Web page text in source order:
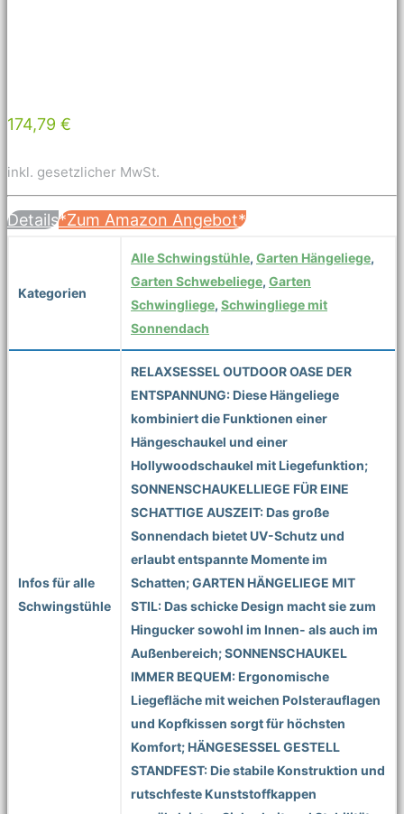
174,79 €
inkl. gesetzlicher MwSt.
Details*Zum Amazon Angebot*
Kategorien
Alle Schwingstühle, Garten Hängeliege,
Garten Schwebeliege, Garten
Schwingliege, Schwingliege mit
Sonnendach
Infos für alle
Schwingstühle
RELAXSESSEL OUTDOOR OASE DER
ENTSPANNUNG: Diese Hängeliege
kombiniert die Funktionen einer
Hängeschaukel und einer
Hollywoodschaukel mit Liegefunktion;
SONNENSCHAUKELLIEGE FÜR EINE
SCHATTIGE AUSZEIT: Das große
Sonnendach bietet UV-Schutz und
erlaubt entspannte Momente im
Schatten; GARTEN HÄNGELIEGE MIT
STIL: Das schicke Design macht sie zum
Hingucker sowohl im Innen- als auch im
Außenbereich; SONNENSCHAUKEL
IMMER BEQUEM: Ergonomische
Liegefläche mit weichen Polsterauflagen
und Kopfkissen sorgt für höchsten
Komfort; HÄNGESESSEL GESTELL
STANDFEST: Die stabile Konstruktion und
rutschfeste Kunststoffkappen